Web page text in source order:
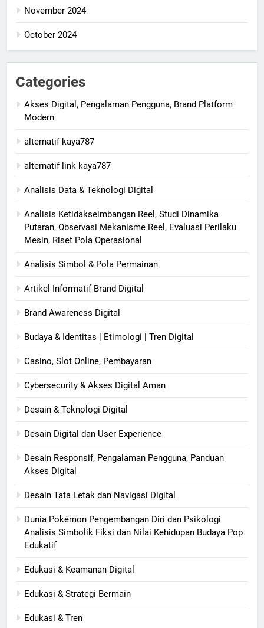
November 2024
October 2024
Categories
Akses Digital, Pengalaman Pengguna, Brand Platform
Modern
alternatif kaya787
alternatif link kaya787
Analisis Data & Teknologi Digital
Analisis Ketidakseimbangan Reel, Studi Dinamika
Putaran, Observasi Mekanisme Reel, Evaluasi Perilaku
Mesin, Riset Pola Operasional
Analisis Simbol & Pola Permainan
Artikel Informatif Brand Digital
Brand Awareness Digital
Budaya & Identitas | Etimologi | Tren Digital
Casino, Slot Online, Pembayaran
Cybersecurity & Akses Digital Aman
Desain & Teknologi Digital
Desain Digital dan User Experience
Desain Responsif, Pengalaman Pengguna, Panduan
Akses Digital
Desain Tata Letak dan Navigasi Digital
Dunia Pokémon Pengembangan Diri dan Psikologi
Analisis Simbolik Fiksi dan Nilai Kehidupan Budaya Pop
Edukatif
Edukasi & Keamanan Digital
Edukasi & Strategi Bermain
Edukasi & Tren